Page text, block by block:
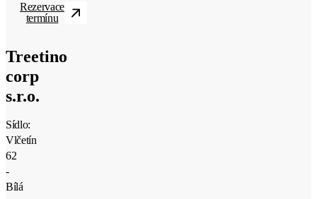
Treetino
corp
s.r.o.
Sídlo:
Vlčetín
62
-
Bílá
Rezervace
termínu